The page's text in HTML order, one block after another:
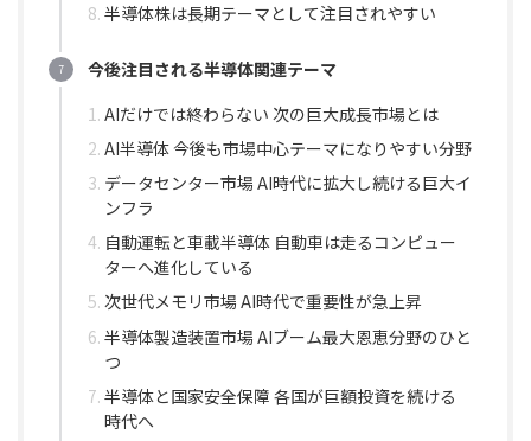
半導体株は長期テーマとして注目されやすい
今後注目される半導体関連テーマ
AIだけでは終わらない 次の巨大成長市場とは
AI半導体 今後も市場中心テーマになりやすい分野
データセンター市場 AI時代に拡大し続ける巨大イ
ンフラ
自動運転と車載半導体 自動車は走るコンピュー
ターへ進化している
次世代メモリ市場 AI時代で重要性が急上昇
半導体製造装置市場 AIブーム最大恩恵分野のひと
つ
半導体と国家安全保障 各国が巨額投資を続ける
時代へ